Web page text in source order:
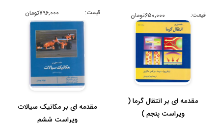
قیمت: 650,000تومان قیمت: 796,000تومان
مقدمه ای بر انتقال گرما (
ویراست پنجم )
مقدمه ای بر مکانیک سیالات
ویراست ششم